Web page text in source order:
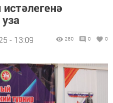
- 13:09 280 0 0